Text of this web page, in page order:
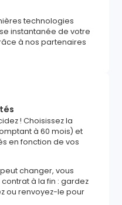
technologies
instantanée de votre
à nos partenaires
! Choisissez la
à 60 mois) et
en fonction de vos
changer, vous
à la fin : gardez
ou renvoyez-le pour